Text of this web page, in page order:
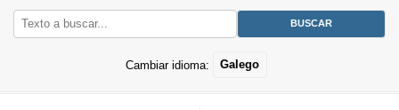
Cambiar idioma: Galego